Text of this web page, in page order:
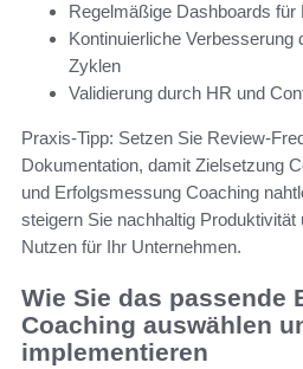
Regelmäßige Dashboards
Kontinuierliche Verbesserung
Zyklen
Validierung durch HR und
Praxis-Tipp: Setzen Sie Review-
Dokumentation, damit Zielsetzung
und Erfolgsmessung Coaching
steigern Sie nachhaltig
Nutzen für Ihr Unternehmen.
Wie Sie das passende
Coaching auswählen
implementieren